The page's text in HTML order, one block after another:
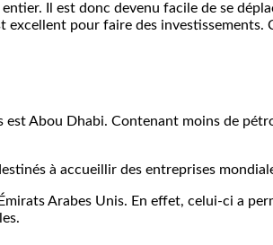
Il est donc devenu facile de se
pour faire des investissements.
Abou Dhabi. Contenant moins de
à accueillir des entreprises
Arabes Unis. En effet, celui-ci a